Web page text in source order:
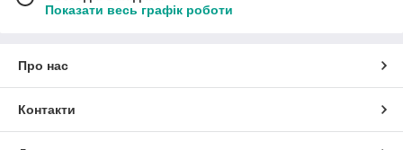
Показати весь графік роботи
Про нас
Контакти